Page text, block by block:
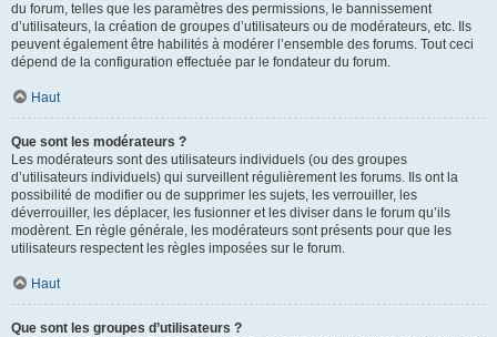
du forum, telles que les paramètres des permissions, le bannissement
d’utilisateurs, la création de groupes d’utilisateurs ou de modérateurs, etc. Ils
peuvent également être habilités à modérer l’ensemble des forums. Tout ceci
dépend de la configuration effectuée par le fondateur du forum.
Haut
Que sont les modérateurs ?
Les modérateurs sont des utilisateurs individuels (ou des groupes
d’utilisateurs individuels) qui surveillent régulièrement les forums. Ils ont la
possibilité de modifier ou de supprimer les sujets, les verrouiller, les
déverrouiller, les déplacer, les fusionner et les diviser dans le forum qu’ils
modèrent. En règle générale, les modérateurs sont présents pour que les
utilisateurs respectent les règles imposées sur le forum.
Haut
Que sont les groupes d’utilisateurs ?